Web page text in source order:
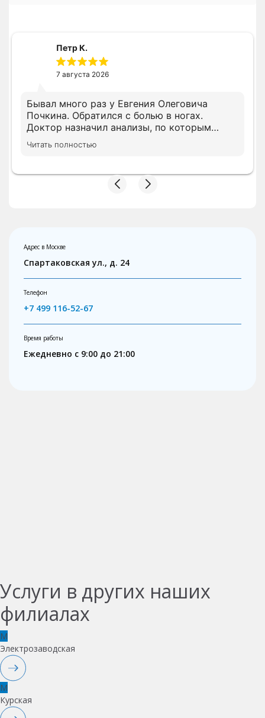
Петр К.
7 августа 2026
Бывал много раз у Евгения Олеговича
Почкина. Обратился с болью в ногах.
Доктор назначил анализы, по которым
доктор установил правильный диагноз. По
результатам результатов назначил курс
помогли.
Читать полностью
Адрес в Москве
Спартаковская ул., д. 24
Телефон
+7 499 116-52-67
Время работы
Ежедневно с 9:00 до 21:00
Услуги в других наших
филиалах
M
Электрозаводская
M
Курская